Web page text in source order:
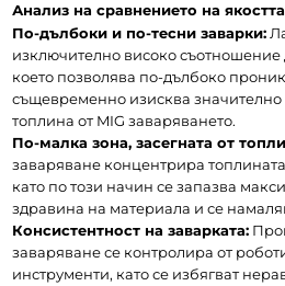
Анализ на сравнението на
По-дълбоки и по-тесни заварки:
изключително високо
което позволява по-дълбоко
същевременно изисква
топлина от MIG заваряването.
По-малка зона, засегната от
заваряване концентрира
като по този начин се запазва
здравина на материала и се
Консистентност на заварката:
заваряване се контролира от
инструменти, като се избягват